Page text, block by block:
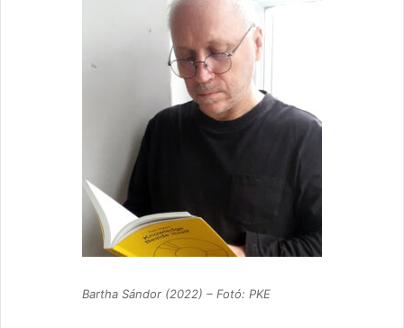
Bartha Sándor (2022) – Fotó: PKE